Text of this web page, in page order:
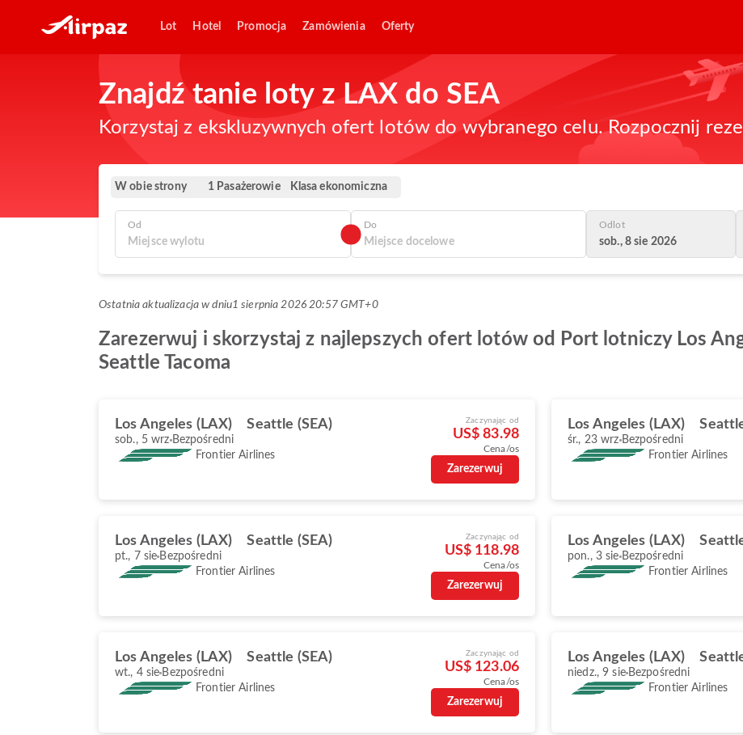
Lot Hotel Promocja Zamówienia Oferty
Znajdź tanie loty z LAX do SEA
Korzystaj z ekskluzywnych ofert lotów do wybranego celu. Rozpocznij
W obie strony 1 Pasażerowie Klasa ekonomiczna
Od Do Odlot
sob., 8 sie 2026
Ostatnia aktualizacja w dniu1 sierpnia 2026 20:57 GMT+0
Zarezerwuj i skorzystaj z najlepszych ofert lotów od Port lotniczy Los
Seattle Tacoma
Los Angeles (LAX) Seattle (SEA)
sob., 5 wrz Bezpośredni
Frontier Airlines
Zaczynając od
US$ 83.98
Cena/os
Zarezerwuj
Los Angeles (LAX)
śr., 23 wrz Bezpośredni
Frontier Airlines
Los Angeles (LAX) Seattle (SEA)
pt., 7 sie Bezpośredni
Frontier Airlines
Zaczynając od
US$ 118.98
Cena/os
Zarezerwuj
Los Angeles (LAX)
pon., 3 sie Bezpośredni
Frontier Airlines
Los Angeles (LAX) Seattle (SEA)
wt., 4 sie Bezpośredni
Frontier Airlines
Zaczynając od
US$ 123.06
Cena/os
Zarezerwuj
Los Angeles (LAX)
niedz., 9 sie Bezpośredni
Frontier Airlines